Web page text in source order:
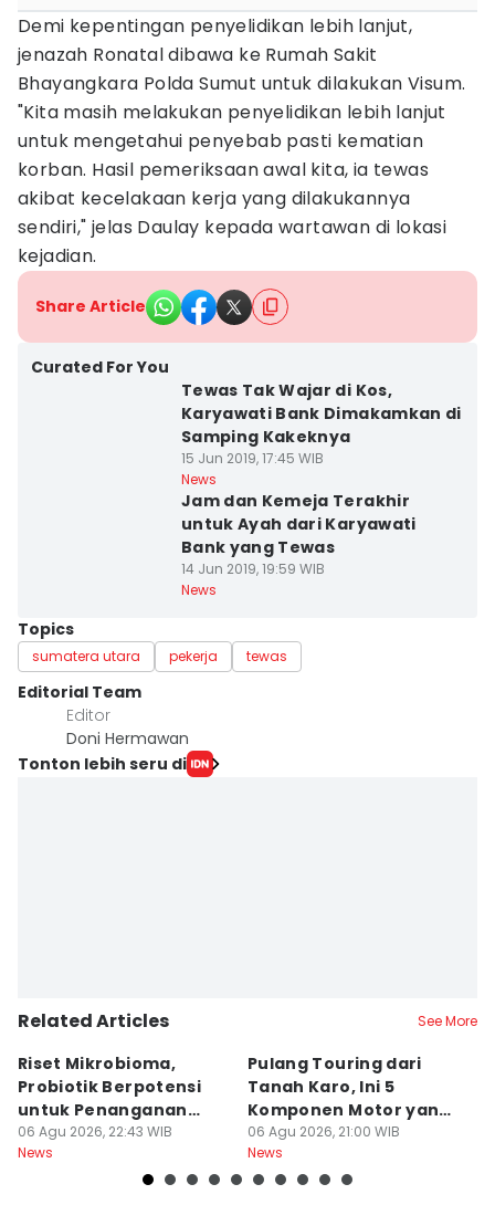
Demi kepentingan penyelidikan lebih lanjut,
jenazah Ronatal dibawa ke Rumah Sakit
Bhayangkara Polda Sumut untuk dilakukan Visum.
"Kita masih melakukan penyelidikan lebih lanjut
untuk mengetahui penyebab pasti kematian
korban. Hasil pemeriksaan awal kita, ia tewas
akibat kecelakaan kerja yang dilakukannya
sendiri," jelas Daulay kepada wartawan di lokasi
kejadian.
Share Article
Curated For You
Tewas Tak Wajar di Kos,
Karyawati Bank Dimakamkan di
Samping Kakeknya
15 Jun 2019, 17:45 WIB
News
Jam dan Kemeja Terakhir
untuk Ayah dari Karyawati
Bank yang Tewas
14 Jun 2019, 19:59 WIB
News
Topics
sumatera utara pekerja tewas
Editorial Team
Editor
Doni Hermawan
Tonton lebih seru di
Related Articles See More
Riset Mikrobioma,
Probiotik Berpotensi
untuk Penanganan
Jerawat
06 Agu 2026, 22:43 WIB
News
Pulang Touring dari
Tanah Karo, Ini 5
Komponen Motor yang
Wajib Dicek
06 Agu 2026, 21:00 WIB
News